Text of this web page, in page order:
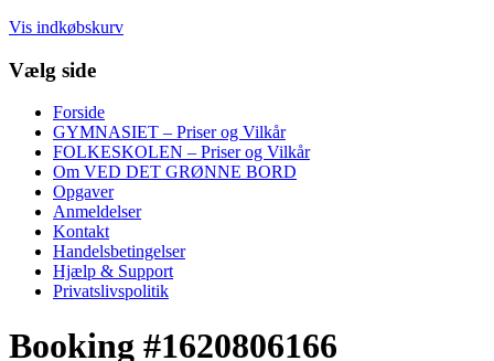
Vis indkøbskurv
Vælg side
Forside
GYMNASIET – Priser og Vilkår
FOLKESKOLEN – Priser og Vilkår
Om VED DET GRØNNE BORD
Opgaver
Anmeldelser
Kontakt
Handelsbetingelser
Hjælp & Support
Privatslivspolitik
Booking #1620806166